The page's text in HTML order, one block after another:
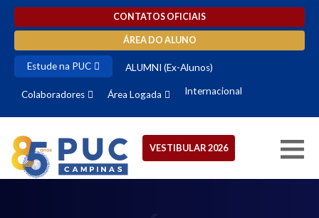
CONTATOS OFICIAIS
ÁREA DO ALUNO
Estude na PUC ALUMNI (Ex-Alunos)
Colaboradores Área Logada Internacional
VESTIBULAR 2026